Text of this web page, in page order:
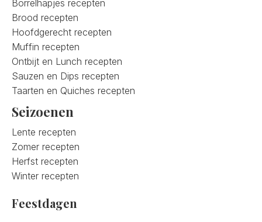
Borrelhapjes recepten
Brood recepten
Hoofdgerecht recepten
Muffin recepten
Ontbijt en Lunch recepten
Sauzen en Dips recepten
Taarten en Quiches recepten
Seizoenen
Lente recepten
Zomer recepten
Herfst recepten
Winter recepten
Feestdagen